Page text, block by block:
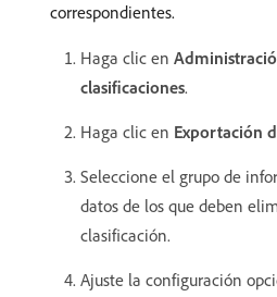
correspondientes.
Haga clic en
clasificaciones.
Haga clic en Exportación
Seleccione el grupo de
datos de los que deben
clasificación.
Ajuste la configuración